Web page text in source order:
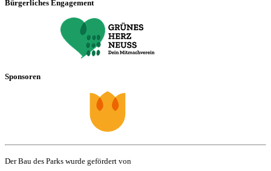
Bürgerliches Engagement
Sponsoren
Der Bau des Parks wurde gefördert von